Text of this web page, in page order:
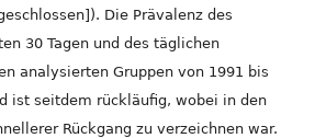
Die Prävalenz des
30 Tagen und des täglichen
analysierten Gruppen von 1991 bis
ist seitdem rückläufig, wobei in den
Rückgang zu verzeichnen war.